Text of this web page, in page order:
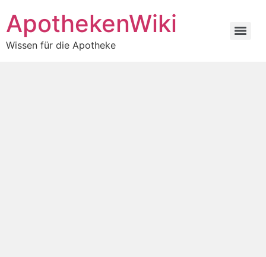
ApothekenWiki
Wissen für die Apotheke